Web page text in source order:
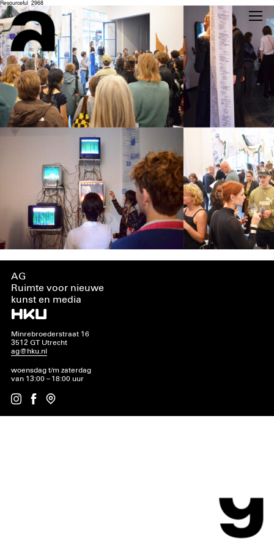
Resourceful_2968
AG
Ruimte voor nieuwe
kunst en media
Minrebroederstraat 16
3512 GT Utrecht
ag@hku.nl
woensdag t/m zaterdag
van 13:00 – 18:00 uur